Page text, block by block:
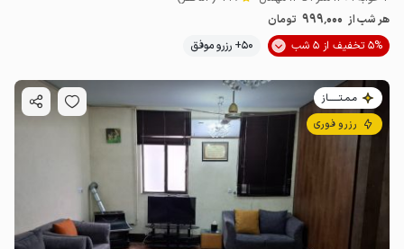
هر شب از 999٬000 تومان
5% تخفیف از 5 شب
50+ رزرو موفق
مـمـتــــــاز
رزرو فوری